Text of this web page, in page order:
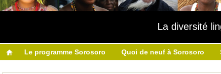
La diversité
Le programme Sorosoro Quoi de neuf à Sorosoro